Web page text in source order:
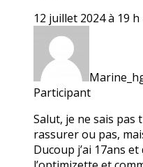
12 juillet 2024 à 19 h
Participant
Salut, je ne sais
rassurer ou pas,
Ducoup j’ai 17ans